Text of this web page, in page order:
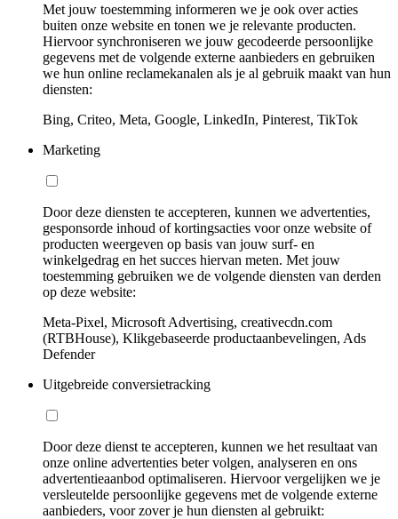
Met jouw toestemming informeren we je ook over acties
buiten onze website en tonen we je relevante producten.
Hiervoor synchroniseren we jouw gecodeerde persoonlijke
gegevens met de volgende externe aanbieders en gebruiken
we hun online reclamekanalen als je al gebruik maakt van hun
diensten:
Bing, Criteo, Meta, Google, LinkedIn, Pinterest, TikTok
Marketing
Door deze diensten te accepteren, kunnen we advertenties,
gesponsorde inhoud of kortingsacties voor onze website of
producten weergeven op basis van jouw surf- en
winkelgedrag en het succes hiervan meten. Met jouw
toestemming gebruiken we de volgende diensten van derden
op deze website:
Meta-Pixel, Microsoft Advertising, creativecdn.com
(RTBHouse), Klikgebaseerde productaanbevelingen, Ads
Defender
Uitgebreide conversietracking
Door deze dienst te accepteren, kunnen we het resultaat van
onze online advertenties beter volgen, analyseren en ons
advertentieaanbod optimaliseren. Hiervoor vergelijken we je
versleutelde persoonlijke gegevens met de volgende externe
aanbieders, voor zover je hun diensten al gebruikt: